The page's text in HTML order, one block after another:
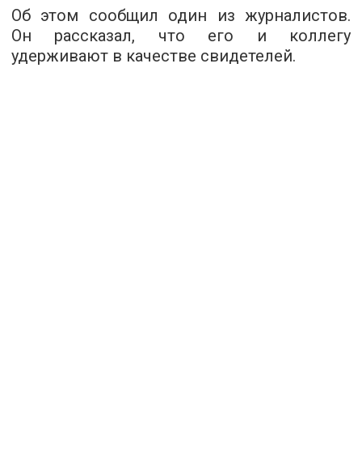
Об этом сообщил один из журналистов.
Он рассказал, что его и коллегу
удерживают в качестве свидетелей.